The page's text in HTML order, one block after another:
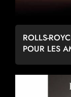
ROLLS-
POUR LES